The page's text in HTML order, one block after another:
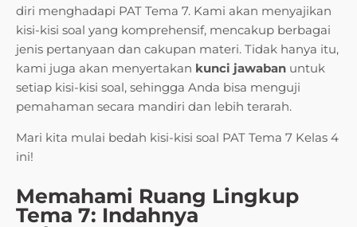
diri menghadapi PAT Tema 7. Kami akan menyajikan
kisi-kisi soal yang komprehensif, mencakup berbagai
jenis pertanyaan dan cakupan materi. Tidak hanya itu,
kami juga akan menyertakan kunci jawaban untuk
setiap kisi-kisi soal, sehingga Anda bisa menguji
pemahaman secara mandiri dan lebih terarah.
Mari kita mulai bedah kisi-kisi soal PAT Tema 7 Kelas 4
ini!
Memahami Ruang Lingkup
Tema 7: Indahnya